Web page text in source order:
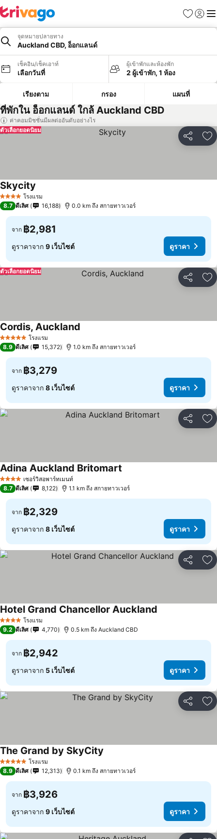
รายการโป
เข้าสู่ร
เมนู
จุดหมายปลายทาง
Auckland CBD, อ็อกแลนด์
เช็คอิน/เช็คเอาท์
เลือกวันที่
ผู้เข้าพักและห้องพัก
2 ผู้เข้าพัก, 1 ห้อง
เรียงตาม กรอง แผนที่
ที่พักใน อ็อกแลนด์ ใกล้ Auckland CBD
ค่าคอมมิชชั่นมีผลต่ออันดับอย่างไร
แชร์ เ
ตัวเลือกยอดนิยม
4 ดาว โรงแรม
Skycity
8.7 ดีเลิศ 16,188 0.0 km ถึง สกายทาวเวอร์
จาก ฿2,981
ดูราคาจาก 9 เว็บไซต์ ดูราคา
แชร์ เ
ตัวเลือกยอดนิยม
5 ดาว โรงแรม
Cordis, Auckland
8.9 ดีเลิศ 15,372 1.0 km ถึง สกายทาวเวอร์
จาก ฿3,279
ดูราคาจาก 8 เว็บไซต์ ดูราคา
แชร์ เ
4 ดาว เซอร์วิสอพาร์ทเมนท์
Adina Auckland Britomart
8.7 ดีเลิศ 8,122 1.1 km ถึง สกายทาวเวอร์
จาก ฿2,329
ดูราคาจาก 8 เว็บไซต์ ดูราคา
แชร์ เ
4 ดาว โรงแรม
Hotel Grand Chancellor Auckland
9.2 ดีเลิศ 4,770 0.5 km ถึง Auckland CBD
จาก ฿2,942
ดูราคาจาก 5 เว็บไซต์ ดูราคา
แชร์ เ
5 ดาว โรงแรม
The Grand by SkyCity
8.9 ดีเลิศ 12,313 0.1 km ถึง สกายทาวเวอร์
จาก ฿3,926
ดูราคาจาก 9 เว็บไซต์ ดูราคา